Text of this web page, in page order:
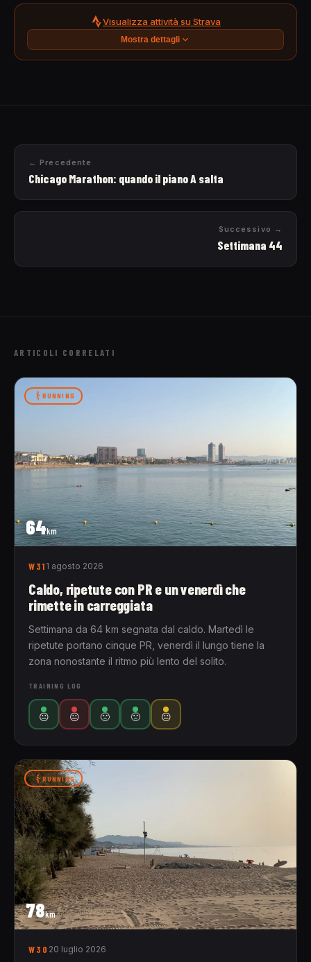
Visualizza attività su Strava
Mostra dettagli
← Precedente
Chicago Marathon: quando il piano A salta
Successivo →
Settimana 44
ARTICOLI CORRELATI
64km
RUNNING
W31 1 agosto 2026
Caldo, ripetute con PR e un venerdì che
rimette in carreggiata
Settimana da 64 km segnata dal caldo. Martedì le
ripetute portano cinque PR, venerdì il lungo tiene la
zona nonostante il ritmo più lento del solito.
TRAINING LOG
😐 😐 🙁 🙁 😐
78km
RUNNING
W30 20 luglio 2026